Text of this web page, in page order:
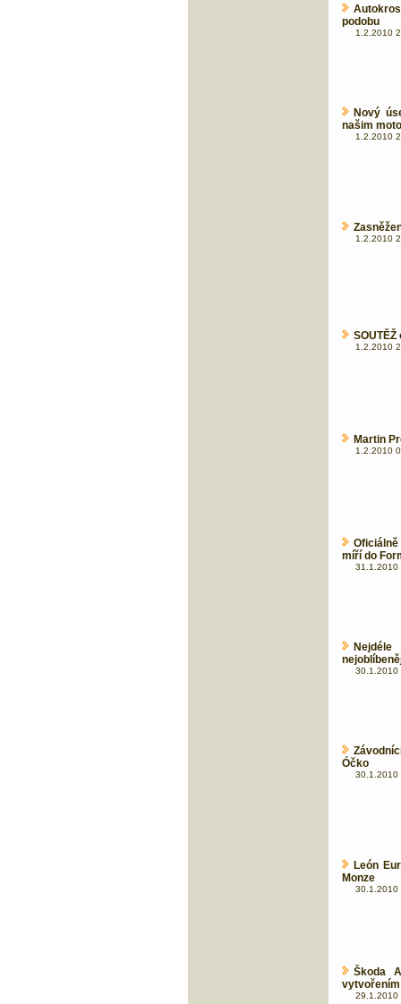
podobu
1.2.2010
Nový
našim
1.2.2010
1.2.2010
1.2.2010
Martin
1.2.2010
míří do
31.1.2010
30.1.2010
Óčko
30.1.2010
León
Monze
30.1.2010
Škoda
29.1.2010